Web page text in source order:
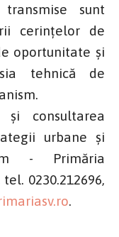
sunt
cerințelor de
oportunitate și
tehnică de
și consultarea
urbane și
- Primăria
0230.212696,
.